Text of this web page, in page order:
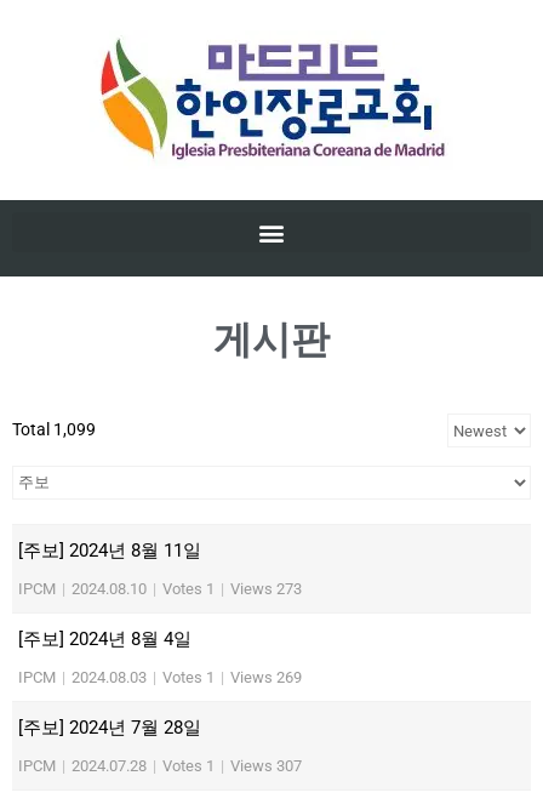
게시판
Total 1,099
[주보] 2024년 8월 11일
IPCM | 2024.08.10 | Votes 1 | Views 273
[주보] 2024년 8월 4일
IPCM | 2024.08.03 | Votes 1 | Views 269
[주보] 2024년 7월 28일
IPCM | 2024.07.28 | Votes 1 | Views 307